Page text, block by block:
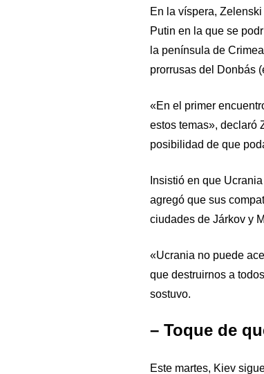
En la víspera,
Putin en la que se
la península de
prorrusas del Donbás
«En el primer
estos temas», declaró
posibilidad de que
Insistió en que
agregó que sus
ciudades de Járkov y
«Ucrania no puede
que destruirnos a
sostuvo.
– Toque de
Este martes, Kiev